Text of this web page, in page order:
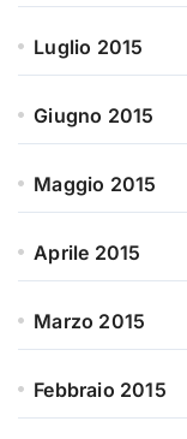
Luglio 2015
Giugno 2015
Maggio 2015
Aprile 2015
Marzo 2015
Febbraio 2015